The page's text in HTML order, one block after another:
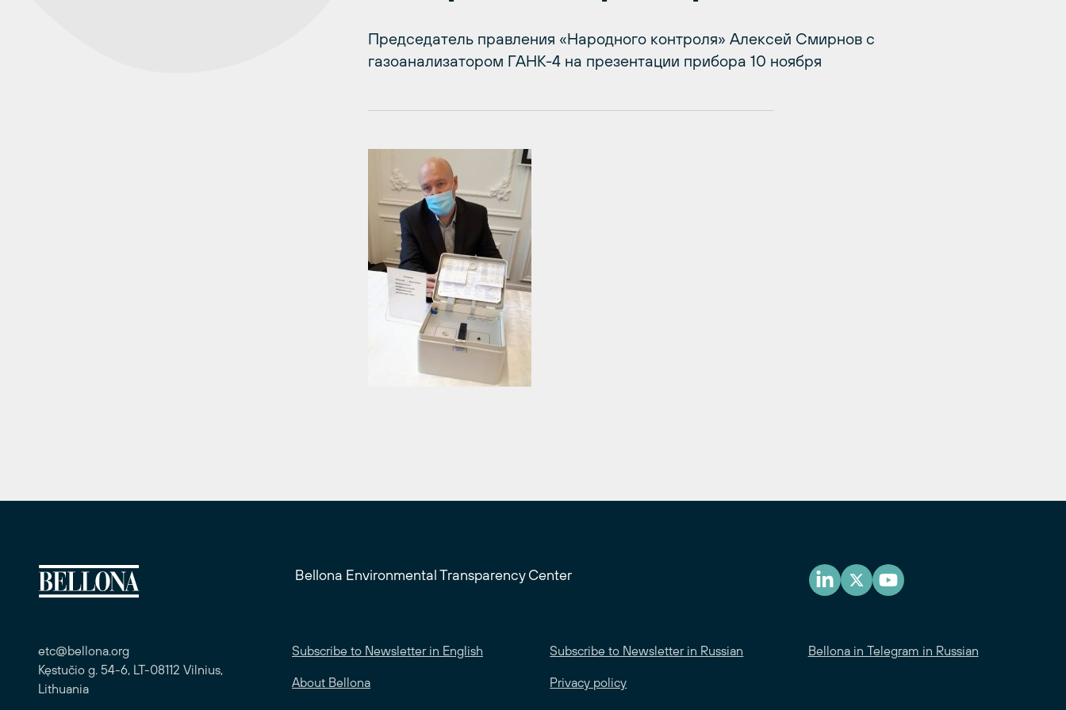
Председатель правления «Народного контроля» Алексей Смирнов с
газоанализатором ГАНК-4 на презентации прибора 10 ноября
Bellona Environmental Transparency Center
etc@bellona.org
Kęstučio g. 54-6, LT-08112 Vilnius,
Lithuania
Subscribe to Newsletter in English Subscribe to Newsletter in Russian Bellona in Telegram in Russian
About Bellona Privacy policy